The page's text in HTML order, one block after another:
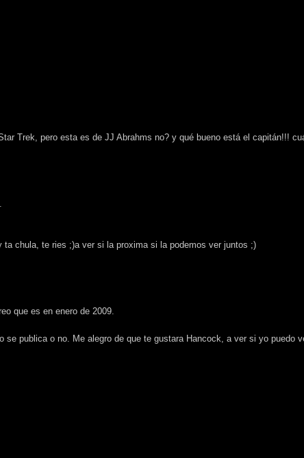
Trek, pero esta es de JJ Abrahms no? y qué bueno está el capitán!!!
chula, te ries ;)a ver si la proxima si la podemos ver juntos ;)
que es en enero de 2009.
se publica o no. Me alegro de que te gustara Hancock, a ver si yo puedo